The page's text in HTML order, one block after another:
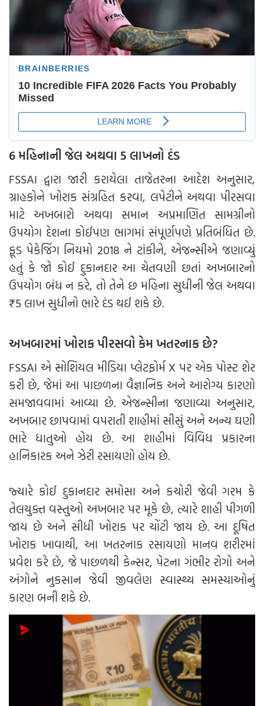
6 મહિનાની જેલ અથવા 5 લાખનો દંડ
FSSAI દ્વારા જારી કરાયેલા તાજેતરના આદેશ અનુસાર,
ગ્રાહકોને ખોરાક સંગ્રહિત કરવા, લપેટીને અથવા પીરસવા
માટે અખબારો અથવા સમાન અપ્રમાણિત સામગ્રીનો
ઉપયોગ દેશના કોઈપણ ભાગમાં સંપૂર્ણપણે પ્રતિબંધિત છે.
ફૂડ પેકેજિંગ નિયમો 2018 ને ટાંકીને, એજન્સીએ જણાવ્યું
હતું કે જો કોઈ દુકાનદાર આ ચેતવણી છતાં અખબારનો
ઉપયોગ બંધ ન કરે, તો તેને છ મહિના સુધીની જેલ અથવા
₹5 લાખ સુધીનો ભારે દંડ થઈ શકે છે.
અખબારમાં ખોરાક પીરસવો કેમ ખતરનાક છે?
FSSAI એ સોશિયલ મીડિયા પ્લેટફોર્મ X પર એક પોસ્ટ શેર
કરી છે, જેમાં આ પાછળના વૈજ્ઞાનિક અને આરોગ્ય કારણો
સમજાવવામાં આવ્યા છે. એજન્સીના જણાવ્યા અનુસાર,
અખબાર છાપવામાં વપરાતી શાહીમાં સીસું અને અન્ય ઘણી
ભારે ધાતુઓ હોય છે. આ શાહીમાં વિવિધ પ્રકારના
હાનિકારક અને ઝેરી રસાયણો હોય છે.
જ્યારે કોઈ દુકાનદાર સમોસા અને કચોરી જેવી ગરમ કે
તેલયુક્ત વસ્તુઓ અખબાર પર મૂકે છે, ત્યારે શાહી પીગળી
જાય છે અને સીધી ખોરાક પર ચોંટી જાય છે. આ દૂષિત
ખોરાક ખાવાથી, આ ખતરનાક રસાયણો માનવ શરીરમાં
પ્રવેશ કરે છે, જે પાછળથી કેન્સર, પેટના ગંભીર રોગો અને
અંગોને નુકસાન જેવી જીવલેણ સ્વાસ્થ્ય સમસ્યાઓનું
કારણ બની શકે છે.